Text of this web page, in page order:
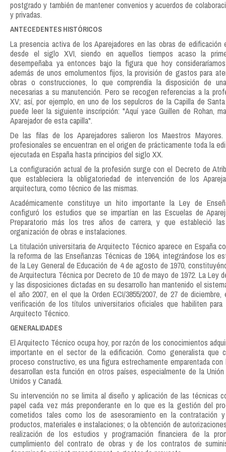
postgrado y también de mantener convenios y acuerdos de
y privadas.
ANTECEDENTES HISTÓRICOS
La presencia activa de los Aparejadores en las obras de edificación
desde el siglo XVI, siendo en aquellos tiempos acaso la
desempeñaba ya entonces bajo la figura que hoy
además de unos emolumentos fijos, la provisión de gastos para
obras o construcciones, lo que comprendía la disposición de
necesarias a su manutención. Pero se recogen referencias a la
XV; así, por ejemplo, en uno de los sepulcros de la Capilla de
puede leer la siguiente inscripción: "Aquí yace Guillen de Rohan,
Aparejador de esta capilla".
De las filas de los Aparejadores salieron los Maestros
profesionales se encuentran en el origen de prácticamente toda la
ejecutada en España hasta principios del siglo XX.
La configuración actual de la profesión surge con el Decreto de
que estableciera la obligatoriedad de intervención de los
arquitectura, como técnico de las mismas.
Académicamente constituye un hito importante la Ley de
configuró los estudios que se impartían en las Escuelas de
Preparatorio más los tres años de carrera, y que estableció las
organización de obras e instalaciones.
La titulación universitaria de Arquitecto Técnico aparece en España
la reforma de las Enseñanzas Técnicas de 1964, integrándose los
de la Ley General de Educación de 4 de agosto de 1970,
de Arquitectura Técnica por Decreto de 10 de mayo de 1972. La Ley
y las disposiciones dictadas en su desarrollo han mantenido el
el año 2007, en el que la Orden ECI/3855/2007, de 27 de
verificación de los títulos universitarios oficiales que habiliten
Arquitecto Técnico.
GENERALIDADES
El Arquitecto Técnico ocupa hoy, por razón de los conocimientos
importante en el sector de la edificación. Como generalista que
proceso constructivo, es una figura estrechamente emparentada
desarrollan esta función en otros países, especialmente de la
Unidos y Canadá.
Su intervención no se limita al diseño y aplicación de las técnicas
papel cada vez más preponderante en lo que es la gestión del
cometidos tales como los de asesoramiento en la contratación
productos, materiales e instalaciones; o la obtención de
realización de los estudios y programación financiera de la
cumplimiento del contrato de obras y de los contratos de